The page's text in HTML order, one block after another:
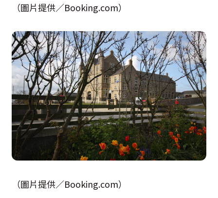
（圖片提供／Booking.com）
（圖片提供／Booking.com）